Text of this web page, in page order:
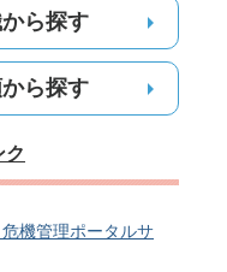
ら探す
ら探す
ク
機管理ポータルサ